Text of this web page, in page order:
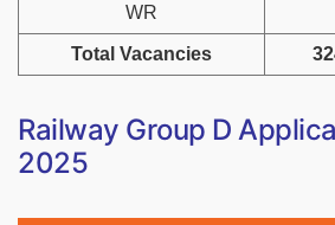
WR
Total Vacancies
Railway Group D
2025